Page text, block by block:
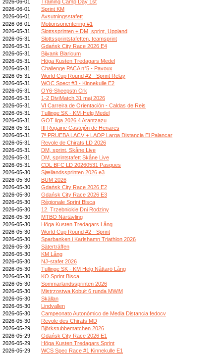
2026-06-01
Training Camp Day 1st
2026-06-01
Sprint KM
2026-06-01
Avsutningsstafett
2026-06-01
Motionsorientering #1
2026-05-31
Slottssprinten + DM, sprint, Uppland
2026-05-31
Slottssprintstafetten, teamsprint
2026-05-31
Gdańsk City Race 2026 E4
2026-05-31
Bijvank Blaricum
2026-05-31
Höga Kusten Tredagars Medel
2026-05-31
Challenge PACA n°5 - Pavoux
2026-05-31
World Cup Round #2 - Sprint Relay
2026-05-31
WOC Spect #3 - Kinnekulle E2
2026-05-31
OY6-Sheepstn Crk
2026-05-31
1-2 DiviMatch 31 maj 2026
2026-05-31
VI Carreira de Orientación - Caldas de Reis
2026-05-31
Tullinge SK - KM-Helg Medel
2026-05-31
GOT liga 2026.4 Arantzazu
2026-05-31
III Rogaine Castejón de Henares
2026-05-31
7ª PRUEBA LACV + LAOP Larga Distancia El Palancar
2026-05-31
Revole de Chirats LD 2026
2026-05-31
DM, sprint, Skåne Live
2026-05-31
DM, sprintstafett Skåne Live
2026-05-31
CDL BFC LD 20260531 Pasques
2026-05-30
Sjællandssprinten 2026 e3
2026-05-30
BUM 2026
2026-05-30
Gdańsk City Race 2026 E2
2026-05-30
Gdańsk City Race 2026 E3
2026-05-30
Régionale Sprint Bisca
2026-05-30
12. Trzebnickie Dni Rodziny
2026-05-30
MTBO Närtävling
2026-05-30
Höga Kusten Tredagars Lång
2026-05-30
World Cup Round #2 - Sprint
2026-05-30
Sparbanken i Karlshamn Triathlon 2026
2026-05-30
Säterträffen
2026-05-30
KM Lång
2026-05-30
NJ-stafet 2026
2026-05-30
Tullinge SK - KM Helg Nåttarö Lång
2026-05-30
KO Sprint Bisca
2026-05-30
Sommarlandssprinten 2026
2026-05-30
Mistrzostwa Kobułt 6 runda MWiM
2026-05-30
Skällan
2026-05-30
Lindvallen
2026-05-30
Campeonato Autonómico de Media Distancia fedocv
2026-05-30
Revole des Chirats MD
2026-05-29
Björkstubbematchen 2026
2026-05-29
Gdańsk City Race 2026 E1
2026-05-29
Höga Kusten Tredagars Sprint
2026-05-29
WCS Spec Race #1 Kinnekulle E1